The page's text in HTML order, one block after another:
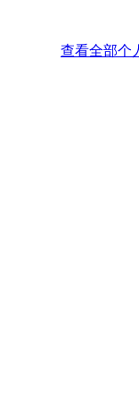
查看全部个